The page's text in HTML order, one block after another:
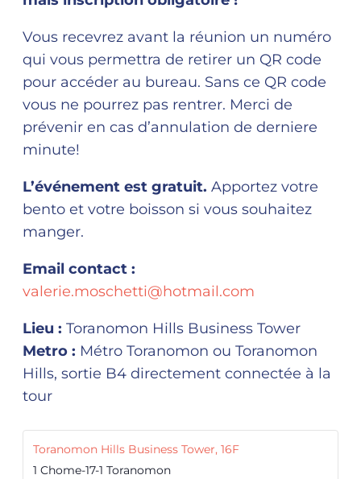
Vous recevrez avant la réunion un numéro
qui vous permettra de retirer un QR code
pour accéder au bureau. Sans ce QR code
vous ne pourrez pas rentrer. Merci de
prévenir en cas d’annulation de derniere
minute!
L’événement est gratuit. Apportez votre
bento et votre boisson si vous souhaitez
manger.
Email contact :
valerie.moschetti@hotmail.com
Lieu : Toranomon Hills Business Tower
Metro : Métro Toranomon ou Toranomon
Hills, sortie B4 directement connectée à la
tour
Toranomon Hills Business Tower, 16F
1 Chome-17-1 Toranomon